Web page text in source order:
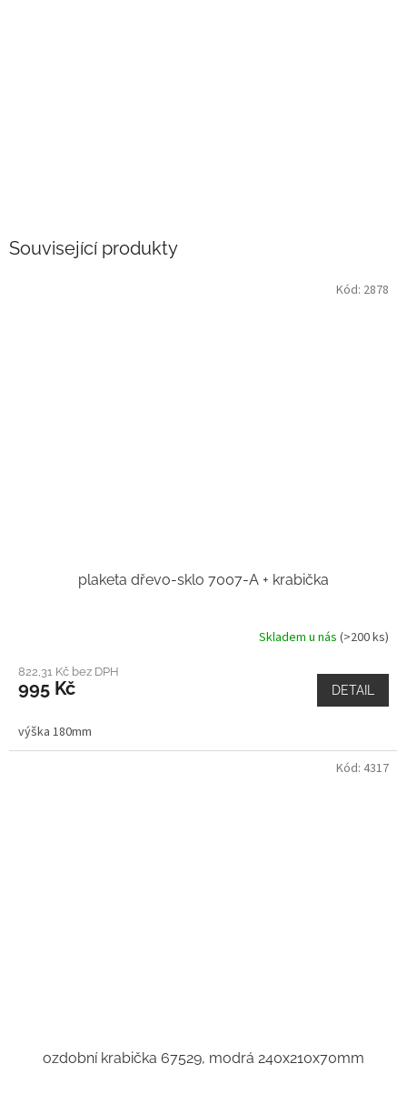
Související produkty
plaketa dřevo-sklo 7007-A + krabička
Skladem u nás (>200 ks)
822,31 Kč bez DPH
995 Kč DETAIL
výška 180mm
Kód: 2878
ozdobní krabička 67529, modrá 240x210x70mm
Kód: 4317